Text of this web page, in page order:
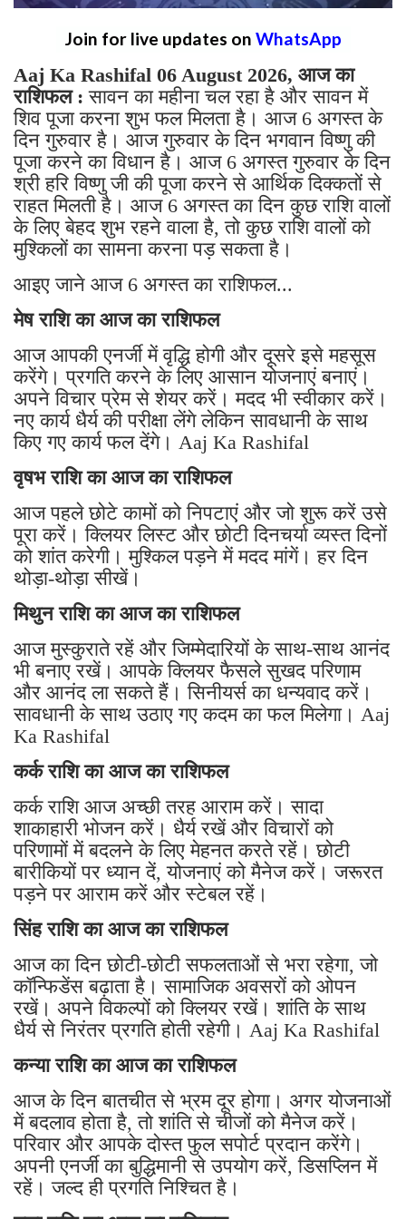
Join for live updates on WhatsApp
Aaj Ka Rashifal 06 August 2026, आज का
राशिफल : सावन का महीना चल रहा है और सावन में
शिव पूजा करना शुभ फल मिलता है। आज 6 अगस्त के
दिन गुरुवार है। आज गुरुवार के दिन भगवान विष्णु की
पूजा करने का विधान है। आज 6 अगस्त गुरुवार के दिन
श्री हरि विष्णु जी की पूजा करने से आर्थिक दिक्कतों से
राहत मिलती है। आज 6 अगस्त का दिन कुछ राशि वालों
के लिए बेहद शुभ रहने वाला है, तो कुछ राशि वालों को
मुश्किलों का सामना करना पड़ सकता है।
आइए जाने आज 6 अगस्त का राशिफल...
मेष राशि का आज का राशिफल
आज आपकी एनर्जी में वृद्धि होगी और दूसरे इसे महसूस
करेंगे। प्रगति करने के लिए आसान योजनाएं बनाएं।
अपने विचार प्रेम से शेयर करें। मदद भी स्वीकार करें।
नए कार्य धैर्य की परीक्षा लेंगे लेकिन सावधानी के साथ
किए गए कार्य फल देंगे। Aaj Ka Rashifal
वृषभ राशि का आज का राशिफल
आज पहले छोटे कामों को निपटाएं और जो शुरू करें उसे
पूरा करें। क्लियर लिस्ट और छोटी दिनचर्या व्यस्त दिनों
को शांत करेगी। मुश्किल पड़ने में मदद मांगें। हर दिन
थोड़ा-थोड़ा सीखें।
मिथुन राशि का आज का राशिफल
आज मुस्कुराते रहें और जिम्मेदारियों के साथ-साथ आनंद
भी बनाए रखें। आपके क्लियर फैसले सुखद परिणाम
और आनंद ला सकते हैं। सिनीयर्स का धन्यवाद करें।
सावधानी के साथ उठाए गए कदम का फल मिलेगा। Aaj
Ka Rashifal
कर्क राशि का आज का राशिफल
कर्क राशि आज अच्छी तरह आराम करें। सादा
शाकाहारी भोजन करें। धैर्य रखें और विचारों को
परिणामों में बदलने के लिए मेहनत करते रहें। छोटी
बारीकियों पर ध्यान दें, योजनाएं को मैनेज करें। जरूरत
पड़ने पर आराम करें और स्टेबल रहें।
सिंह राशि का आज का राशिफल
आज का दिन छोटी-छोटी सफलताओं से भरा रहेगा, जो
कॉन्फिडेंस बढ़ाता है। सामाजिक अवसरों को ओपन
रखें। अपने विकल्पों को क्लियर रखें। शांति के साथ
धैर्य से निरंतर प्रगति होती रहेगी। Aaj Ka Rashifal
कन्या राशि का आज का राशिफल
आज के दिन बातचीत से भ्रम दूर होगा। अगर योजनाओं
में बदलाव होता है, तो शांति से चीजों को मैनेज करें।
परिवार और आपके दोस्त फुल सपोर्ट प्रदान करेंगे।
अपनी एनर्जी का बुद्धिमानी से उपयोग करें, डिसप्लिन में
रहें। जल्द ही प्रगति निश्चित है।